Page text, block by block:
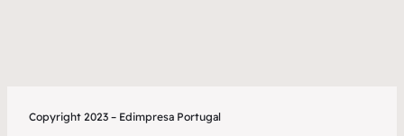
Copyright 2023 – Edimpresa Portugal